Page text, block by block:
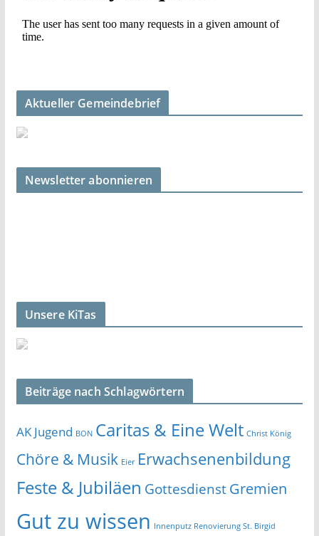
Aktueller Gemeindebrief
Newsletter abonnieren
Unsere KiTas
Beiträge nach Schlagwörtern
AK Jugend BON Caritas & Eine Welt Christ König
Chöre & Musik Eier Erwachsenenbildung
Feste & Jubiläen GottesdienstGremien
Gut zu wissen Innenputz Renovierung St. Birgid